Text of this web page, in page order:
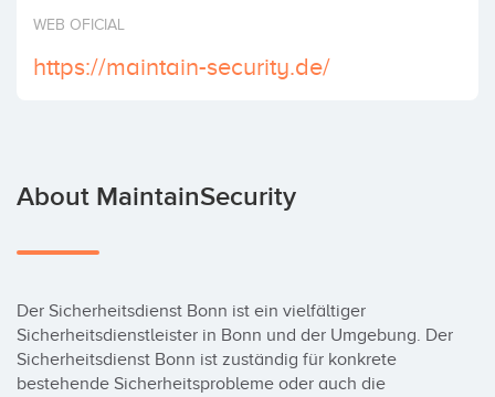
Invest
WEB OFICIAL
https://maintain-security.de/
About MaintainSecurity
Der Sicherheitsdienst Bonn ist ein vielfältiger
Sicherheitsdienstleister in Bonn und der Umgebung. Der
Sicherheitsdienst Bonn ist zuständig für konkrete
bestehende Sicherheitsprobleme oder auch die